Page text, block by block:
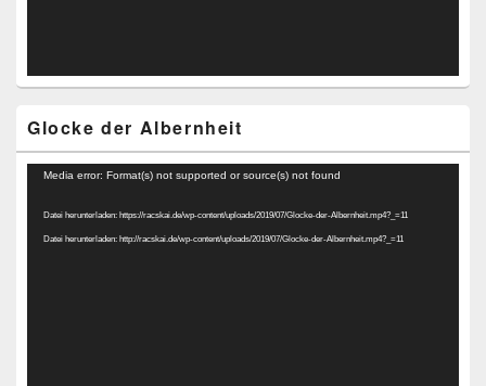
Glocke der Albernheit
Video-
Media error: Format(s) not supported or source(s) not found
Datei herunterladen: https://racskai.de/wp-content/uploads/2019/07/Glocke-der-Albernheit.mp4?_=11
Datei herunterladen: http://racskai.de/wp-content/uploads/2019/07/Glocke-der-Albernheit.mp4?_=11